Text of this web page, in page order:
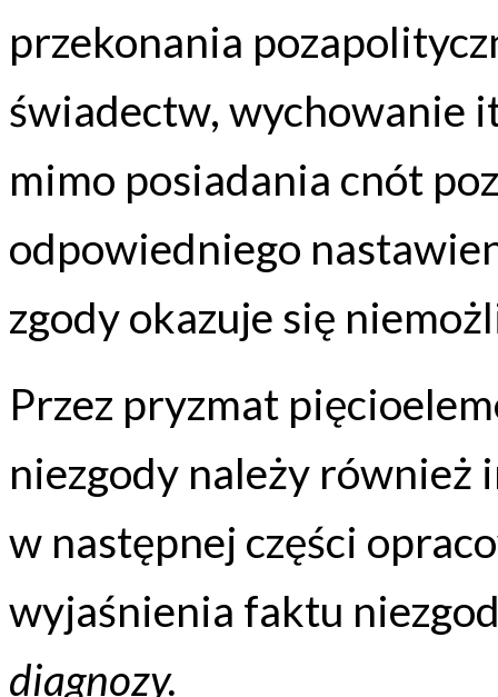
przekonania
świadectw, wychowanie
mimo posiadania cnót
odpowiedniego
zgody okazuje się
Przez pryzmat
niezgody należy
w następnej części
wyjaśnienia faktu
diagnozy.